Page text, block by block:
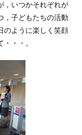
，いつかそれぞれが
，子どもたちの活動
のように楽しく笑顔
・・。